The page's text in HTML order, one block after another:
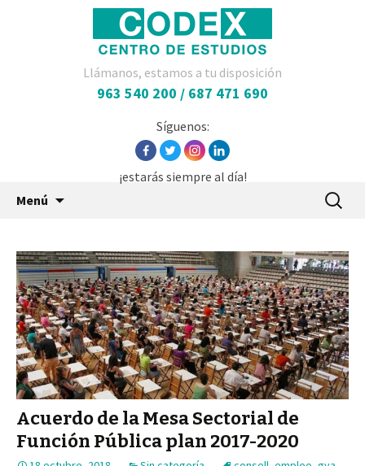
Llámanos, estamos a tu disposición
963 540 200 / 687 471 690
Síguenos:
¡estarás siempre al día!
Menú
Buscar:
Acuerdo de la Mesa Sectorial de
Función Pública plan 2017-2020